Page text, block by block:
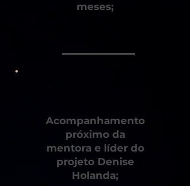
meses;
Acompanhamento
próximo da
mentora e líder do
projeto Denise
Holanda;